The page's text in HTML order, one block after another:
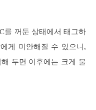
를 꺼둔 상태에서 태그하
게 미안해질 수 있으니,
두면 이후에는 크게 불